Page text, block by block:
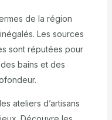
de la région
Les sources
sont réputées pour
bains et des
ateliers d’artisans